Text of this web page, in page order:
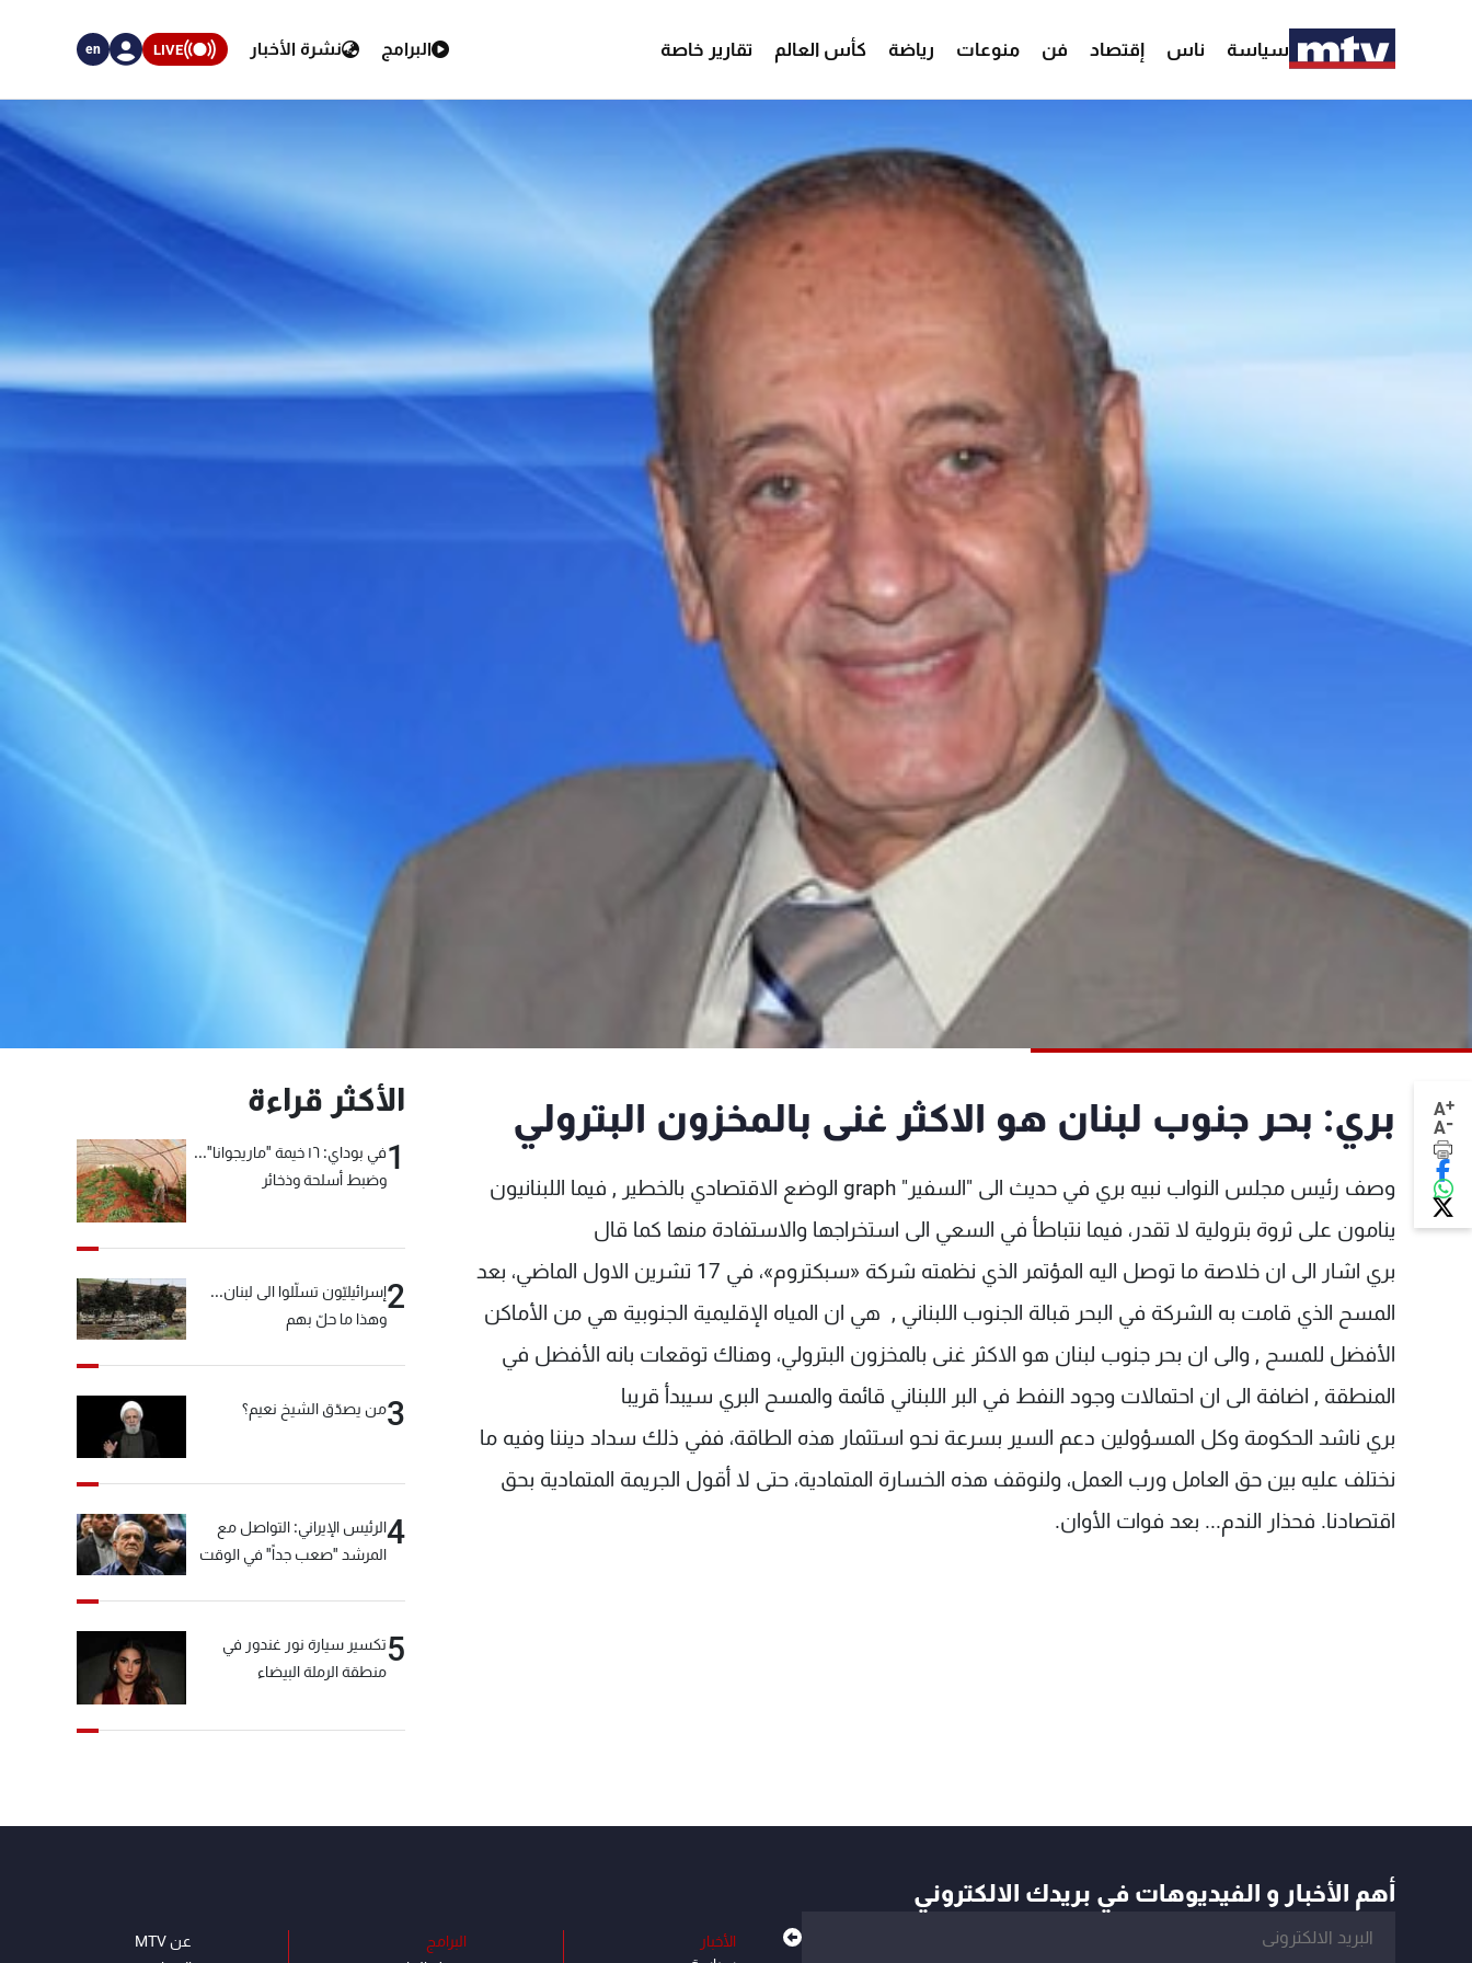
سياسة ناس إقتصاد فن منوعات رياضة كأس العالم تقارير خاصة البرامج نشرة الأخبار LIVE
en
A+
A- بري: بحر جنوب لبنان هو الاكثر غنى بالمخزون البترولي
وصف رئيس مجلس النواب نبيه بري في حديث الى "السفير" graph الوضع الاقتصادي بالخطير , فيما اللبنانيون
ينامون على ثروة بترولية لا تقدر، فيما نتباطأ في السعي الى استخراجها والاستفادة منها كما قال
بري اشار الى ان خلاصة ما توصل اليه المؤتمر الذي نظمته شركة «سبكتروم»، في 17 تشرين الاول الماضي، بعد
المسح الذي قامت به الشركة في البحر قبالة الجنوب اللبناني , هي ان المياه الإقليمية الجنوبية هي من الأماكن
الأفضل للمسح , والى ان بحر جنوب لبنان هو الاكثر غنى بالمخزون البترولي، وهناك توقعات بانه الأفضل في
المنطقة , اضافة الى ان احتمالات وجود النفط في البر اللبناني قائمة والمسح البري سيبدأ قريبا
بري ناشد الحكومة وكل المسؤولين دعم السير بسرعة نحو استثمار هذه الطاقة، ففي ذلك سداد ديننا وفيه ما
نختلف عليه بين حق العامل ورب العمل، ولنوقف هذه الخسارة المتمادية، حتى لا أقول الجريمة المتمادية بحق
اقتصادنا. فحذار الندم... بعد فوات الأوان.
الأكثر قراءة
1
في بوداي: ١٦ خيمة "ماريجوانا"...
وضبط أسلحة وذخائر
2إسرائيليّون تسلّلوا الى لبنان...
وهذا ما حلّ بهم
3من يصدّق الشيخ نعيم؟
4الرئيس الإيراني: التواصل مع
المرشد "صعب جداً" في الوقت
5تكسير سيارة نور غندور في
منطقة الرملة البيضاء
أهم الأخبار و الفيديوهات في بريدك الالكتروني
الأخبار
البرامج
عن MTV